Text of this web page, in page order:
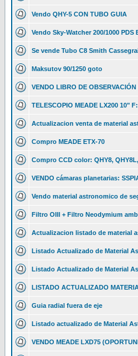
Vendo QHY-5 CON TUBO GUIA
Vendo Sky-Watcher 200/1000
Se vende Tubo C8 Smith
Maksutov 90/1250 goto
VENDO LIBRO DE
TELESCOPIO MEADE LX200 10"
Actualizacion venta de material
Compro MEADE ETX-70
Compro CCD color: QHY8,
VENDO cámaras planetarias:
Vendo material astronomico de
Filtro OIII + Filtro Neodymium
Actualizacion listado de material
Listado Actualizado de Material
Listado Actualizado de Material
LISTADO ACTUALIZADO
Guia radial fuera de eje
Listado actualizado de Material
VENDO MEADE LXD75